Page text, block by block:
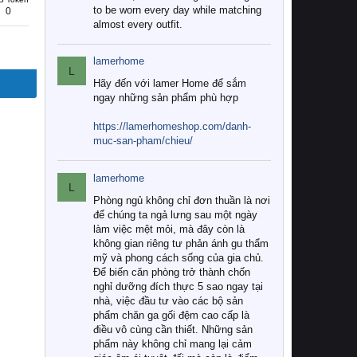
0
to be worn every day while matching
almost every outfit.
L
lamerhome
Hãy đến với lamer Home để sắm
ngay những sản phẩm phù hợp
https://lamerhomeshop.com/danh-
muc-san-pham/chieu/
L
lamerhome
Phòng ngủ không chỉ đơn thuần là nơi
để chúng ta ngả lưng sau một ngày
làm việc mệt mỏi, mà đây còn là
không gian riêng tư phản ánh gu thẩm
mỹ và phong cách sống của gia chủ.
Để biến căn phòng trở thành chốn
nghỉ dưỡng đích thực 5 sao ngay tại
nhà, việc đầu tư vào các bộ sản
phẩm chăn ga gối đệm cao cấp là
điều vô cùng cần thiết. Những sản
phẩm này không chỉ mang lại cảm